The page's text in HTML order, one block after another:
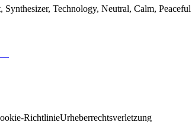
Technology, Neutral, Calm, Peaceful
RichtlinieUrheberrechtsverletzung